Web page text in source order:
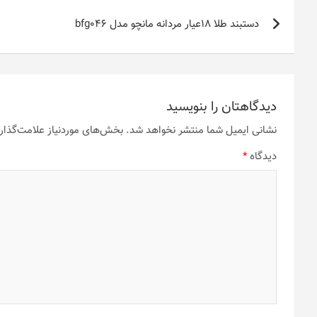
دارای
انواع
می
ها
ممکن
است
صفحه
می
گزینه
صفحه
شوند
راهبری
نوشتهدستبند طلا 18عیار مردانه مانچو مدل bfg046
دیدگاهتان را بنویسید
نشانی ایمیل شما منتشر نخواهد شد. بخش‌های موردنیاز
دیدگاه*